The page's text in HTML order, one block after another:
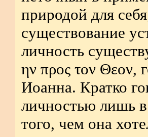
природой для
существование
личность
ην προς τον Θεον,
Иоанна. Кратко
личностью лишь
того, чем она